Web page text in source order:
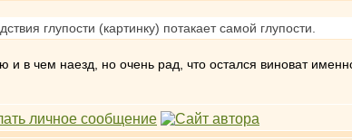
глупости (картинку) потакает самой глупости.
и в чем наезд, но очень рад, что остался виноват